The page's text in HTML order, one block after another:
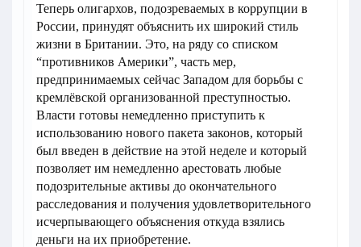
Теперь олигархов, подозреваемых в коррупции в
России, принудят объяснить их широкий стиль
жизни в Британии. Это, на ряду со списком
“противников Америки”, часть мер,
предпринимаемых сейчас Западом для борьбы с
кремлёвской организованной преступностью.
Власти готовы немедленно приступить к
использованию нового пакета законов, который
был введен в действие на этой неделе и который
позволяет им немедленно арестовать любые
подозрительные активы до окончательного
расследования и получения удовлетворительного
исчерпывающего объяснения откуда взялись
деньги на их приобретение.